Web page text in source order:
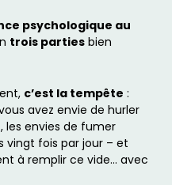
psychologique au
trois parties bien
c’est la tempête :
avez envie de hurler
les envies de fumer
vingt fois par jour – et
à remplir ce vide… avec